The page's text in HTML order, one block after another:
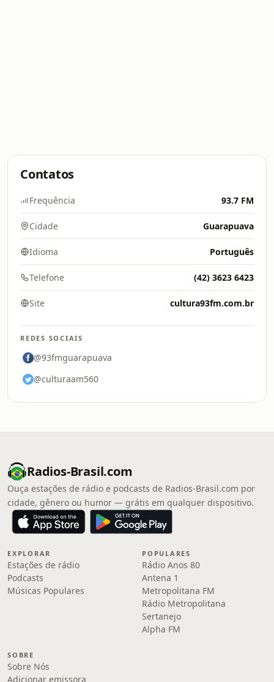
Contatos
Frequência 93.7 FM
Cidade Guarapuava
Idioma Português
Telefone (42) 3623 6423
Site cultura93fm.com.br
REDES SOCIAIS
@93fmguarapuava
@culturaam560
Radios-Brasil.com
Ouça estações de rádio e podcasts de Radios-Brasil.com por
cidade, gênero ou humor — grátis em qualquer dispositivo.
EXPLORAR
Estações de rádio
Podcasts
Músicas Populares
POPULARES
Rádio Anos 80
Antena 1
Metropolitana FM
Rádio Metropolitana
Sertanejo
Alpha FM
SOBRE
Sobre Nós
Adicionar emissora